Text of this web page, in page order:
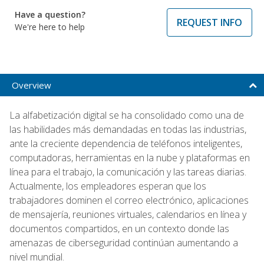
Have a question?
We're here to help
REQUEST INFO
Overview
La alfabetización digital se ha consolidado como una de
las habilidades más demandadas en todas las industrias,
ante la creciente dependencia de teléfonos inteligentes,
computadoras, herramientas en la nube y plataformas en
línea para el trabajo, la comunicación y las tareas diarias.
Actualmente, los empleadores esperan que los
trabajadores dominen el correo electrónico, aplicaciones
de mensajería, reuniones virtuales, calendarios en línea y
documentos compartidos, en un contexto donde las
amenazas de ciberseguridad continúan aumentando a
nivel mundial.